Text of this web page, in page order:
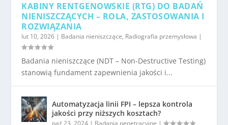
KABINY RENTGENOWSKIE (RTG) DO BADAŃ
NIENISZCZĄCYCH – ROLA, ZASTOSOWANIA I
ROZWIĄZANIA
lut 10, 2026 | Badania nieniszczące, Radiografia przemysłowa |
Badania nieniszczące (NDT – Non-Destructive Testing)
stanowią fundament zapewnienia jakości i...
Automatyzacja linii FPI – lepsza kontrola
jakości przy niższych kosztach?